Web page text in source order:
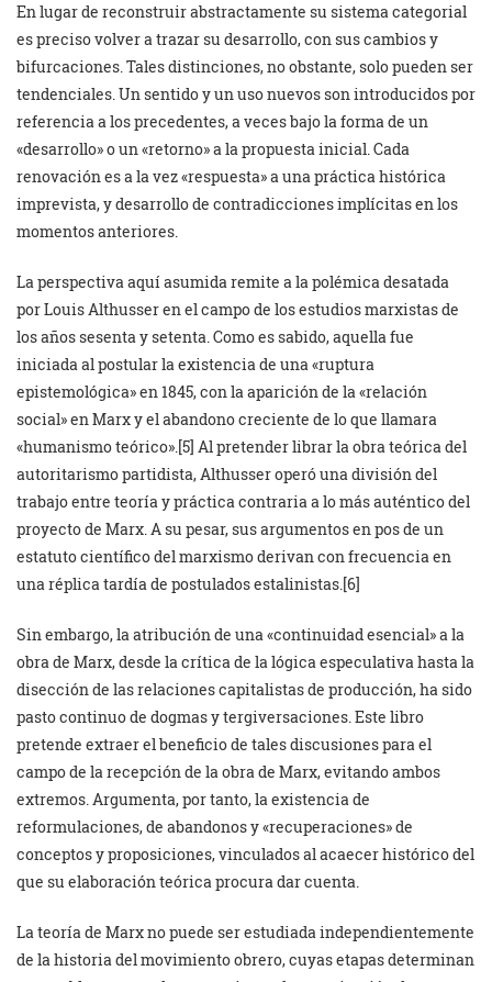
En lugar de reconstruir abstractamente su sistema categorial
es preciso volver a trazar su desarrollo, con sus cambios y
bifurcaciones. Tales distinciones, no obstante, solo pueden ser
tendenciales. Un sentido y un uso nuevos son introducidos por
referencia a los precedentes, a veces bajo la forma de un
«desarrollo» o un «retorno» a la propuesta inicial. Cada
renovación es a la vez «respuesta» a una práctica histórica
imprevista, y desarrollo de contradicciones implícitas en los
momentos anteriores.
La perspectiva aquí asumida remite a la polémica desatada
por Louis Althusser en el campo de los estudios marxistas de
los años sesenta y setenta. Como es sabido, aquella fue
iniciada al postular la existencia de una «ruptura
epistemológica» en 1845, con la aparición de la «relación
social» en Marx y el abandono creciente de lo que llamara
«humanismo teórico».[5] Al pretender librar la obra teórica del
autoritarismo partidista, Althusser operó una división del
trabajo entre teoría y práctica contraria a lo más auténtico del
proyecto de Marx. A su pesar, sus argumentos en pos de un
estatuto científico del marxismo derivan con frecuencia en
una réplica tardía de postulados estalinistas.[6]
Sin embargo, la atribución de una «continuidad esencial» a la
obra de Marx, desde la crítica de la lógica especulativa hasta la
disección de las relaciones capitalistas de producción, ha sido
pasto continuo de dogmas y tergiversaciones. Este libro
pretende extraer el beneficio de tales discusiones para el
campo de la recepción de la obra de Marx, evitando ambos
extremos. Argumenta, por tanto, la existencia de
reformulaciones, de abandonos y «recuperaciones» de
conceptos y proposiciones, vinculados al acaecer histórico del
que su elaboración teórica procura dar cuenta.
La teoría de Marx no puede ser estudiada independientemente
de la historia del movimiento obrero, cuyas etapas determinan